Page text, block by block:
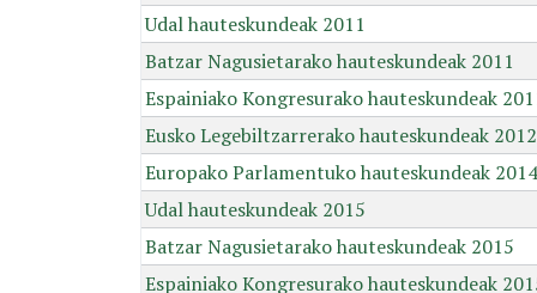
Udal hauteskundeak 2011
Batzar Nagusietarako hauteskundeak 2011
Espainiako Kongresurako hauteskundeak
Eusko Legebiltzarrerako hauteskundeak 2012
Europako Parlamentuko hauteskundeak 2014
Udal hauteskundeak 2015
Batzar Nagusietarako hauteskundeak 2015
Espainiako Kongresurako hauteskundeak